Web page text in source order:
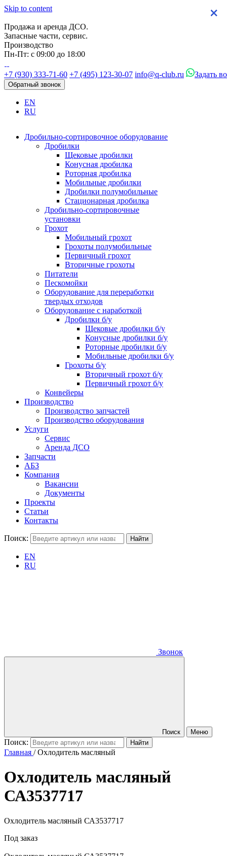
Skip to content
Продажа и аренда ДСО.
Запасные части, сервис.
Производство
Пн-Пт: с 09:00 до 18:00
+7 (930) 333-71-60 +7 (495) 123-30-07 info@q-club.ru Задать
Обратный звонок
EN
RU
Дробильно-сортировочное оборудование
Дробилки
Щековые дробилки
Конусная дробилка
Роторная дробилка
Мобильные дробилки
Дробилки полумобильные
Стационарная дробилка
Дробильно-сортировочные
установки
Грохот
Мобильный грохот
Грохоты полумобильные
Первичный грохот
Вторичные грохоты
Питатели
Пескомойки
Оборудование для переработки
твердых отходов
Оборудование с наработкой
Дробилки б/у
Щековые дробилки б/у
Конусные дробилки б/у
Роторные дробилки б/у
Мобильные дробилки б/у
Грохоты б/у
Вторичный грохот б/у
Первичный грохот б/у
Конвейеры
Производство
Производство запчастей
Производство оборудования
Услуги
Сервис
Аренда ДСО
Запчасти
АБЗ
Компания
Вакансии
Документы
Проекты
Статьи
Контакты
Поиск:
EN
RU
Звонок
Поиск Меню
Поиск:
Главная /Охлодитель масляный
Охлодитель масляный
СА3537717
Охлодитель масляный СА3537717
Под заказ
×
×
×
×